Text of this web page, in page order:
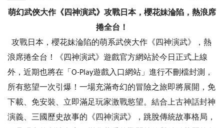
萌幻武俠大作《四神演武》攻戰日本，櫻花妹淪陷，熱浪席
捲全台！
攻戰日本，櫻花妹淪陷的萌系武俠大作《四神演武》，熱
浪席捲全台！《四神演武》遊戲官方網站於今日正式上線
外，近期也將在「O-Play遊戲入口網站」進行不刪檔封測，
所有慾望一次引爆！一場充滿奇幻的冒險之旅即將展開，免
下載、免安裝、立即滿足玩家激戰慾望。結合上古神話封神
演義、三國歷史故事的《四神演武》，跳脫傳統故事格局，